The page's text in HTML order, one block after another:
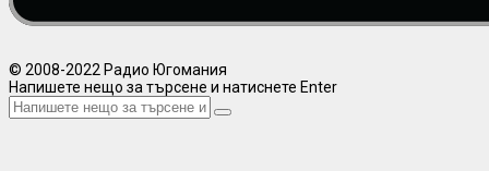
© 2008-2022 Радио Югомания
Напишете нещо за търсене и натиснете Enter